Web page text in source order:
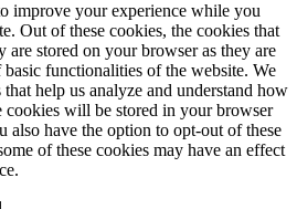
improve your experience while you
Out of these cookies, the cookies that
are stored on your browser as they are
functionalities of the website. We
help us analyze and understand how
cookies will be stored in your browser
also have the option to opt-out of these
of these cookies may have an effect